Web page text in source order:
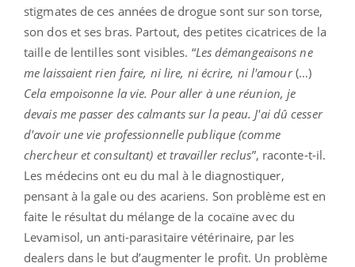
stigmates de ces années de drogue sont sur son torse,
son dos et ses bras. Partout, des petites cicatrices de la
taille de lentilles sont visibles. “Les démangeaisons ne
me laissaient rien faire, ni lire, ni écrire, ni l'amour(…)
Cela empoisonne la vie. Pour aller à une réunion, je
devais me passer des calmants sur la peau. J'ai dû cesser
d'avoir une vie professionnelle publique (comme
chercheur et consultant) et travailler reclus”, raconte-t-il.
Les médecins ont eu du mal à le diagnostiquer,
pensant à la gale ou des acariens. Son problème est en
faite le résultat du mélange de la cocaïne avec du
Levamisol, un anti-parasitaire vétérinaire, par les
dealers dans le but d’augmenter le profit. Un problème